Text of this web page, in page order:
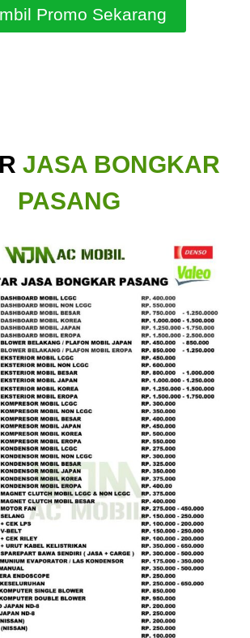
Promo Sekarang
JASA BONGKAR
PASANG